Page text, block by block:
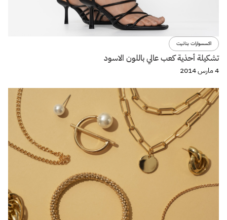
اكسسوارات بنانيت
تشكيلة أحذية كعب عالي باللون الاسود
4 مارس 2014